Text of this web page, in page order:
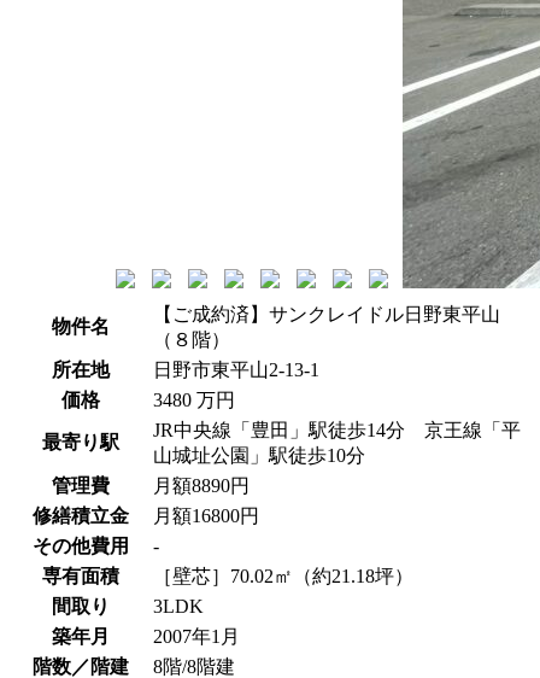
物件名
【ご成約済】サンクレイドル日野東平山
（８階）
所在地
日野市東平山2-13-1
価格
3480 万円
最寄り駅
JR中央線「豊田」駅徒歩14分 京王線「平
山城址公園」駅徒歩10分
管理費
月額8890円
修繕積立金
月額16800円
その他費用
-
専有面積
［壁芯］70.02㎡（約21.18坪）
間取り
3LDK
築年月
2007年1月
階数／階建
8階/8階建